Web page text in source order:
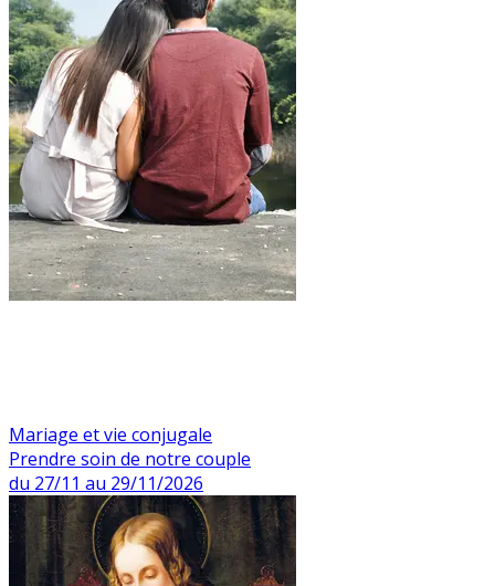
Mariage et vie conjugale
Prendre soin de notre couple
du 27/11 au 29/11/2026